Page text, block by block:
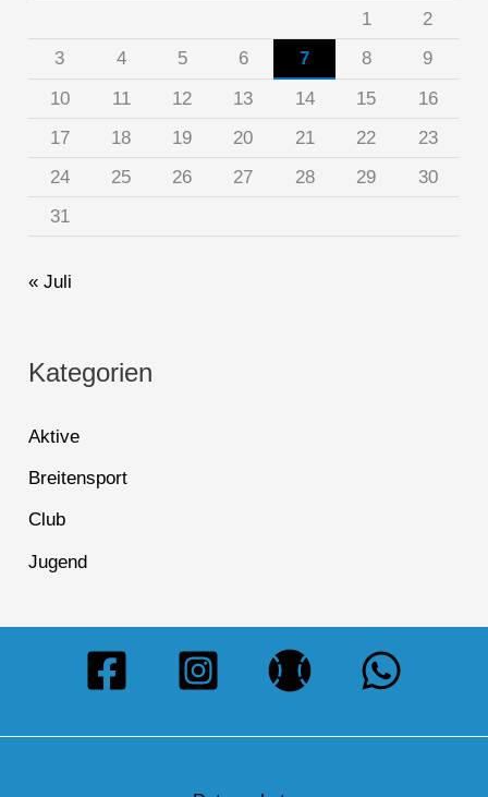
1
2
3
4 5 6 7 8
9
10
11 12 13 14 15
16
17
18 19 20 21 22
23
24
25 26 27 28 29
30
31
« Juli
Kategorien
Aktive
Breitensport
Club
Jugend